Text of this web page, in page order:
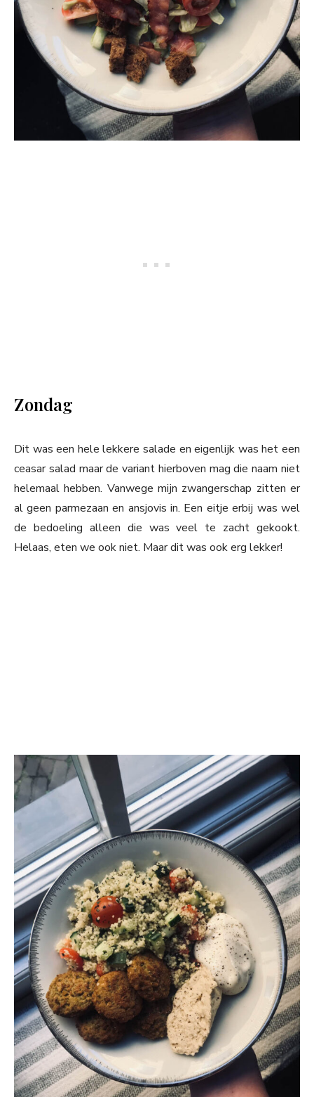
Zondag
Dit was een hele lekkere salade en eigenlijk was het een
ceasar salad maar de variant hierboven mag die naam niet
helemaal hebben. Vanwege mijn zwangerschap zitten er
al geen parmezaan en ansjovis in. Een eitje erbij was wel
de bedoeling alleen die was veel te zacht gekookt.
Helaas, eten we ook niet. Maar dit was ook erg lekker!